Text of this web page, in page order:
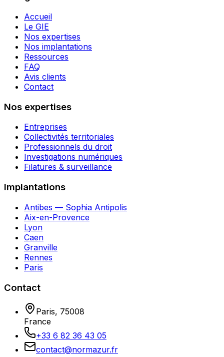
Accueil
Le GIE
Nos expertises
Nos implantations
Ressources
FAQ
Avis clients
Contact
Nos expertises
Entreprises
Collectivités territoriales
Professionnels du droit
Investigations numériques
Filatures & surveillance
Implantations
Antibes — Sophia Antipolis
Aix-en-Provence
Lyon
Caen
Granville
Rennes
Paris
Contact
Paris, 75008
France
+33 6 82 36 43 05
contact@normazur.fr